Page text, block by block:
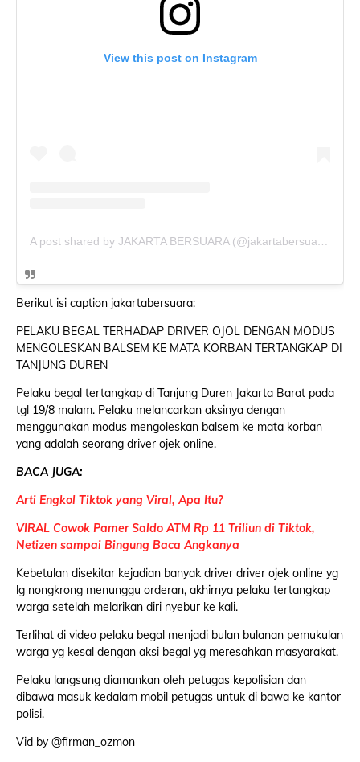
View this post on Instagram
A post shared by JAKARTA BERSUARA (@jakartabersuara)
Berikut isi caption jakartabersuara:
PELAKU BEGAL TERHADAP DRIVER OJOL DENGAN MODUS
MENGOLESKAN BALSEM KE MATA KORBAN TERTANGKAP DI
TANJUNG DUREN
Pelaku begal tertangkap di Tanjung Duren Jakarta Barat pada
tgl 19/8 malam. Pelaku melancarkan aksinya dengan
menggunakan modus mengoleskan balsem ke mata korban
yang adalah seorang driver ojek online.
BACA JUGA:
Arti Engkol Tiktok yang Viral, Apa Itu?
VIRAL Cowok Pamer Saldo ATM Rp 11 Triliun di Tiktok,
Netizen sampai Bingung Baca Angkanya
Kebetulan disekitar kejadian banyak driver driver ojek online yg
lg nongkrong menunggu orderan, akhirnya pelaku tertangkap
warga setelah melarikan diri nyebur ke kali.
Terlihat di video pelaku begal menjadi bulan bulanan pemukulan
warga yg kesal dengan aksi begal yg meresahkan masyarakat.
Pelaku langsung diamankan oleh petugas kepolisian dan
dibawa masuk kedalam mobil petugas untuk di bawa ke kantor
polisi.
Vid by @firman_ozmon